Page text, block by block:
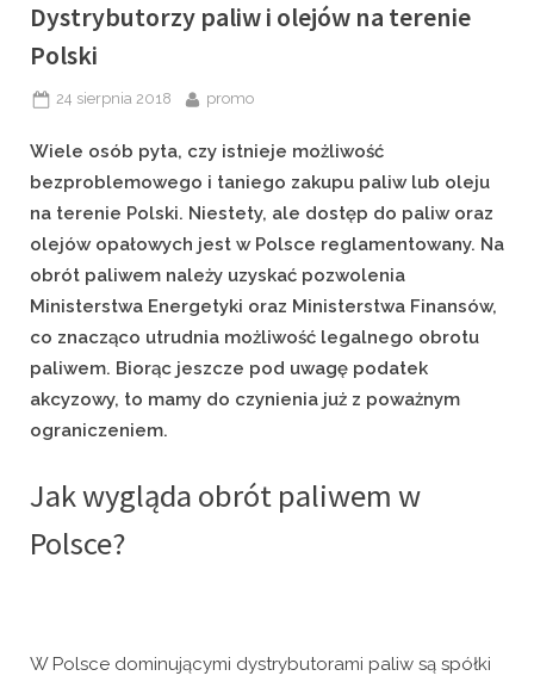
Dystrybutorzy paliw i olejów na terenie
Polski
Posted
24 sierpnia 2018 By
promo
Wiele osób pyta, czy istnieje możliwość
bezproblemowego i taniego zakupu paliw lub oleju
na terenie Polski. Niestety, ale dostęp do paliw oraz
olejów opałowych jest w Polsce reglamentowany. Na
obrót paliwem należy uzyskać pozwolenia
Ministerstwa Energetyki oraz Ministerstwa Finansów,
co znacząco utrudnia możliwość legalnego obrotu
paliwem. Biorąc jeszcze pod uwagę podatek
akcyzowy, to mamy do czynienia już z poważnym
ograniczeniem.
Jak wygląda obrót paliwem w
Polsce?
W Polsce dominującymi dystrybutorami paliw są spółki